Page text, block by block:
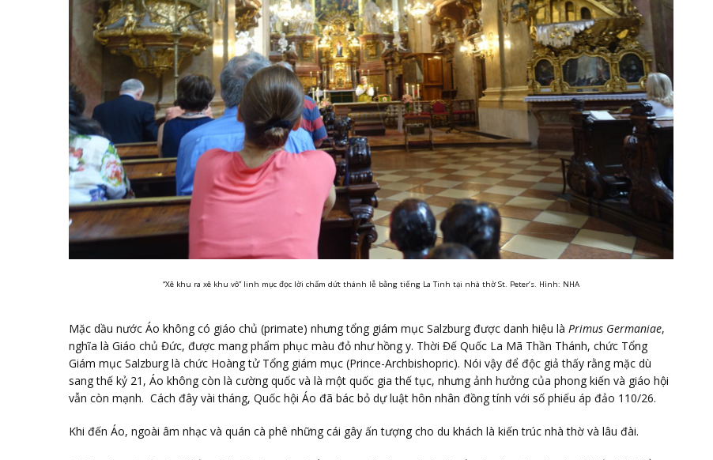
“Xê khu ra xê khu vô” linh mục đọc lời chấm dứt thánh lễ bằng tiếng La Tinh tại nhà thờ St. Peter’s. Hình: NHA
Mặc dầu nước Áo không có giáo chủ (primate) nhưng tổng giám mục Salzburg được danh hiệu là Primus Germaniae,
nghĩa là Giáo chủ Đức, được mang phẩm phục màu đỏ như hồng y. Thời Đế Quốc La Mã Thần Thánh, chức Tổng
Giám mục Salzburg là chức Hoàng tử Tổng giám mục (Prince-Archbishopric). Nói vậy để độc giả thấy rằng mặc dù
sang thế kỷ 21, Áo không còn là cường quốc và là một quốc gia thế tục, nhưng ảnh hưởng của phong kiến và giáo hội
vẫn còn mạnh. Cách đây vài tháng, Quốc hội Áo đã bác bỏ dự luật hôn nhân đồng tính với số phiếu áp đảo 110/26.
Khi đến Áo, ngoài âm nhạc và quán cà phê những cái gây ấn tượng cho du khách là kiến trúc nhà thờ và lâu đài.